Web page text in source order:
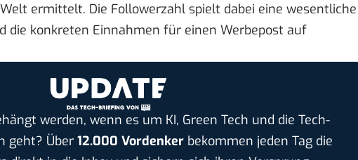
ermittelt. Die Followerzahl spielt dabei eine wesentliche
die konkreten Einnahmen für einen Werbepost auf
werden, wenn es um KI, Green Tech und die Tech-
geht? Über 12.000 Vordenkerbekommen jeden Tag die